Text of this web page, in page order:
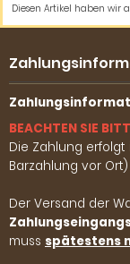
Diesen Artikel haben wir
BEACHTEN SIE
Die Zahlung
Barzahlung vor Ort)
Der Versand der
muss spätestens